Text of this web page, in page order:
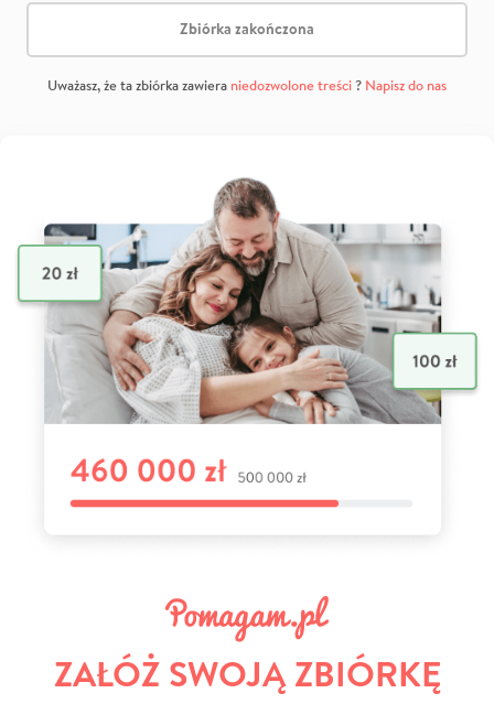
Zbiórka zakończona
Uważasz, że ta zbiórka zawiera niedozwolone treści? Napisz do nas
ZAŁÓŻ SWOJĄ ZBIÓRKĘ